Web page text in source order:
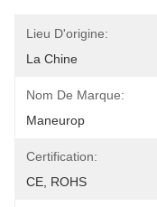
Lieu D'origine:
La Chine
Nom De Marque:
Maneurop
Certification:
CE, ROHS